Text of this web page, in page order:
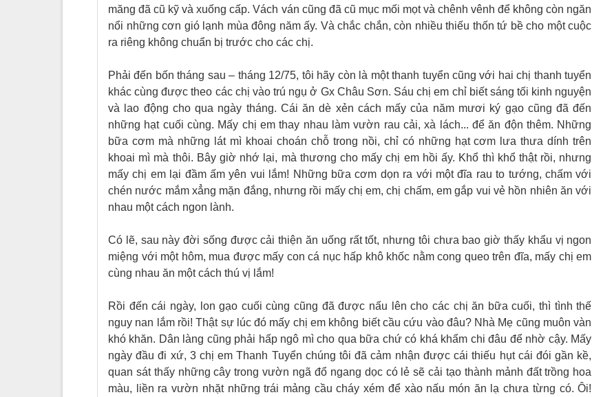
măng đã cũ kỹ và xuống cấp. Vách ván cũng đã cũ mục mối mọt và chênh vênh để không còn ngăn
nổi những cơn gió lạnh mùa đông năm ấy. Và chắc chắn, còn nhiều thiếu thốn tứ bề cho một cuộc
ra riêng không chuẩn bị trước cho các chị.
Phải đến bốn tháng sau – tháng 12/75, tôi hãy còn là một thanh tuyển cũng với hai chị thanh tuyển
khác cùng được theo các chị vào trú ngụ ở Gx Châu Sơn. Sáu chị em chỉ biết sáng tối kinh nguyện
và lao động cho qua ngày tháng. Cái ăn dè xẻn cách mấy của năm mươi ký gạo cũng đã đến
những hạt cuối cùng. Mấy chị em thay nhau làm vườn rau cải, xà lách... để ăn độn thêm. Những
bữa cơm mà những lát mì khoai choán chỗ trong nồi, chỉ có những hạt cơm lưa thưa dính trên
khoai mì mà thôi. Bây giờ nhớ lại, mà thương cho mấy chị em hồi ấy. Khổ thì khổ thật rồi, nhưng
mấy chị em lại đầm ấm yên vui lắm! Những bữa cơm dọn ra với một đĩa rau to tướng, chấm với
chén nước mắm xẳng mặn đắng, nhưng rồi mấy chị em, chị chấm, em gắp vui vẻ hồn nhiên ăn với
nhau một cách ngon lành.
Có lẽ, sau này đời sống được cải thiện ăn uống rất tốt, nhưng tôi chưa bao giờ thấy khẩu vị ngon
miệng với một hôm, mua được mấy con cá nục hấp khô khốc nằm cong queo trên đĩa, mấy chị em
cùng nhau ăn một cách thú vị lắm!
Rồi đến cái ngày, lon gạo cuối cùng cũng đã được nấu lên cho các chị ăn bữa cuối, thì tình thế
nguy nan lắm rồi! Thật sự lúc đó mấy chị em không biết cầu cứu vào đâu? Nhà Mẹ cũng muôn vàn
khó khăn. Dân làng cũng phải hấp ngô mì cho qua bữa chứ có khá khẩm chi đâu để nhờ cậy. Mấy
ngày đầu đi xứ, 3 chị em Thanh Tuyển chúng tôi đã cảm nhận được cái thiếu hụt cái đói gần kề,
quan sát thấy những cây trong vườn ngã đổ ngang dọc có lẻ sẽ cải tạo thành mảnh đất trồng hoa
màu, liền ra vườn nhặt những trái mảng cầu cháy xém để xào nấu món ăn lạ chưa từng có. Ôi!